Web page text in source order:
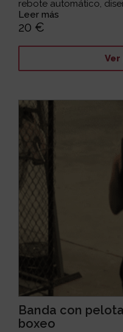
rebote automático,
Leer más
20 €
Banda con
boxeo